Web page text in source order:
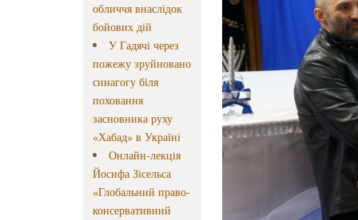
обличчя внаслідок
бойових дій
У Гадячі через
пожежу зруйновано
синагогу біля
поховання
засновника руху
«Хабад» в Україні
Онлайн-лекція
Йосифа Зісельса
«Глобальний право-
консервативний